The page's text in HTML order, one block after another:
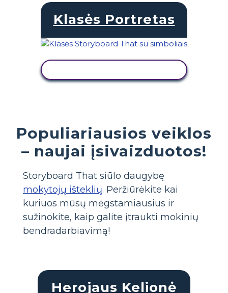
Klasės Portretas
Populiariausios veiklos
– naujai įsivaizduotos!
Storyboard That siūlo daugybę
mokytojų išteklių. Peržiūrėkite kai
kuriuos mūsų mėgstamiausius ir
sužinokite, kaip galite įtraukti mokinių
bendradarbiavimą!
Herojaus Kelionė